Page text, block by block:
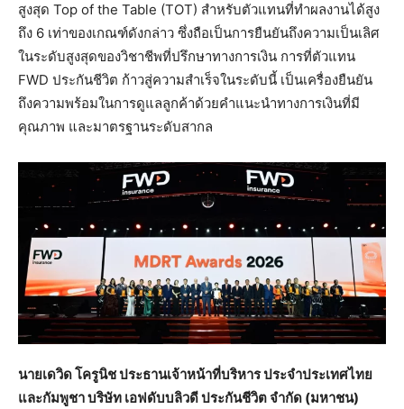
สูงสุด Top of the Table (TOT) สำหรับตัวแทนที่ทำผลงานได้สูง
ถึง 6 เท่าของเกณฑ์ดังกล่าว ซึ่งถือเป็นการยืนยันถึงความเป็นเลิศ
ในระดับสูงสุดของวิชาชีพที่ปรึกษาทางการเงิน การที่ตัวแทน
FWD ประกันชีวิต ก้าวสู่ความสำเร็จในระดับนี้ เป็นเครื่องยืนยัน
ถึงความพร้อมในการดูแลลูกค้าด้วยคำแนะนำทางการเงินที่มี
คุณภาพ และมาตรฐานระดับสากล
นายเดวิด โครูนิช ประธานเจ้าหน้าที่บริหาร ประจำประเทศไทย
และกัมพูชา บริษัท เอฟดับบลิวดี ประกันชีวิต จำกัด (มหาชน)